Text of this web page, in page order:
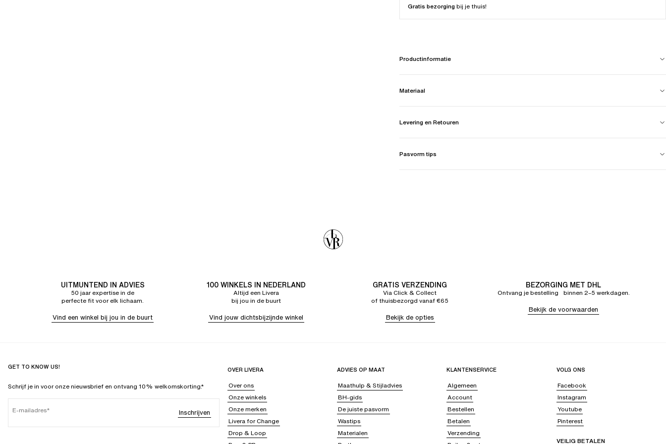
Gratis bezorgingbij je thuis!
Productinformatie
Materiaal
Levering en Retouren
Pasvorm tips
UITMUNTEND IN ADVIES
50 jaar expertise in de
perfecte fit voor elk lichaam.
Vind een winkel bij jou in de buurt
100 WINKELS IN NEDERLAND
Altijd een Livera
bij jou in de buurt
Vind jouw dichtsbijzijnde winkel
GRATIS VERZENDING
Via Click & Collect
of thuisbezorgd vanaf €65
Bekijk de opties
BEZORGING MET DHL
Ontvang je bestelling binnen 2–5 werkdagen.
Bekijk de voorwaarden
GET TO KNOW US!
Schrijf je in voor onze nieuwsbrief en ontvang 10% welkomskorting.*
E-mailadres Inschrijven
OVER LIVERA
Over ons
Onze winkels
Onze merken
Livera for Change
Drop & Loop
ADVIES OP MAAT
Maathulp & Stijladvies
BH-gids
De juiste pasvorm
Wastips
Materialen
KLANTENSERVICE
Algemeen
Account
Bestellen
Betalen
Verzending
VOLG ONS
Facebook
Instagram
Youtube
Pinterest
VEILIG BETALEN